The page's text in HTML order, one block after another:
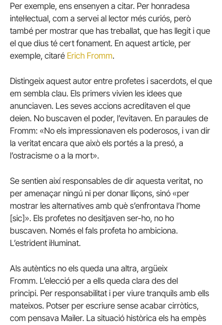
Per exemple, ens ensenyen a citar. Per honradesa
intel·lectual, com a servei al lector més curiós, però
també per mostrar que has treballat, que has llegit i que
el que dius té cert fonament. En aquest article, per
exemple, citaré Erich Fromm.
Distingeix aquest autor entre profetes i sacerdots, el que
em sembla clau. Els primers vivien les idees que
anunciaven. Les seves accions acreditaven el que
deien. No buscaven el poder, l’evitaven. En paraules de
Fromm: «No els impressionaven els poderosos, i van dir
la veritat encara que això els portés a la presó, a
l’ostracisme o a la mort».
Se sentien així responsables de dir aquesta veritat, no
per amenaçar ningú ni per donar lliçons, sinó «per
mostrar les alternatives amb què s’enfrontava l’home
[sic]». Els profetes no desitjaven ser-ho, no ho
buscaven. Només el fals profeta ho ambiciona.
L’estrident il·luminat.
Als autèntics no els queda una altra, argüeix
Fromm. L’elecció per a ells queda clara des del
principi. Per responsabilitat i per viure tranquils amb ells
mateixos. Potser per escriure sense acabar cirròtics,
com pensava Mailer. La situació històrica els ha empès